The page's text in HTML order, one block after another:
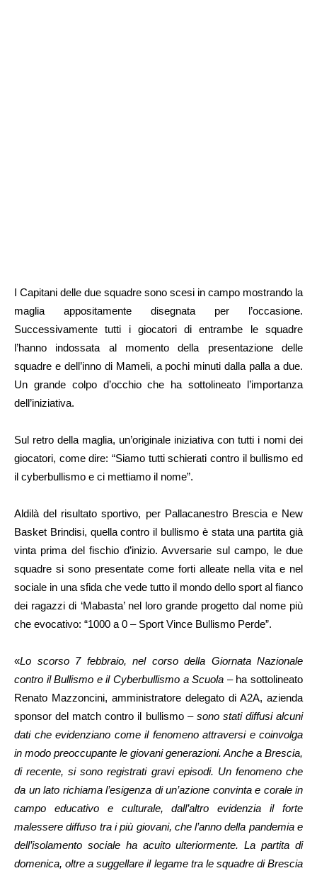
I Capitani delle due squadre sono scesi in campo mostrando la
maglia appositamente disegnata per l’occasione.
Successivamente tutti i giocatori di entrambe le squadre
l’hanno indossata al momento della presentazione delle
squadre e dell’inno di Mameli, a pochi minuti dalla palla a due.
Un grande colpo d’occhio che ha sottolineato l’importanza
dell’iniziativa.
Sul retro della maglia, un’originale iniziativa con tutti i nomi dei
giocatori, come dire: “Siamo tutti schierati contro il bullismo ed
il cyberbullismo e ci mettiamo il nome”.
Aldilà del risultato sportivo, per Pallacanestro Brescia e New
Basket Brindisi, quella contro il bullismo è stata una partita già
vinta prima del fischio d’inizio. Avversarie sul campo, le due
squadre si sono presentate come forti alleate nella vita e nel
sociale in una sfida che vede tutto il mondo dello sport al fianco
dei ragazzi di ‘Mabasta’ nel loro grande progetto dal nome più
che evocativo: “1000 a 0 – Sport Vince Bullismo Perde”.
«Lo scorso 7 febbraio, nel corso della Giornata Nazionale
contro il Bullismo e il Cyberbullismo a Scuola – ha sottolineato
Renato Mazzoncini, amministratore delegato di A2A, azienda
sponsor del match contro il bullismo – sono stati diffusi alcuni
dati che evidenziano come il fenomeno attraversi e coinvolga
in modo preoccupante le giovani generazioni. Anche a Brescia,
di recente, si sono registrati gravi episodi. Un fenomeno che
da un lato richiama l’esigenza di un’azione convinta e corale in
campo educativo e culturale, dall’altro evidenzia il forte
malessere diffuso tra i più giovani, che l’anno della pandemia e
dell’isolamento sociale ha acuito ulteriormente. La partita di
domenica, oltre a suggellare il legame tra le squadre di Brescia